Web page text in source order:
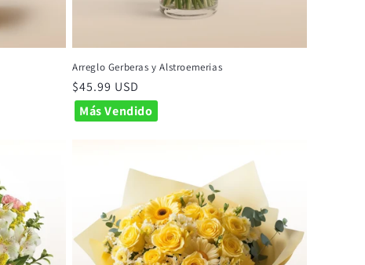
Arreglo Gerberas y Alstroemerias
Precio
habitual
$45.99 USD
Más Vendido